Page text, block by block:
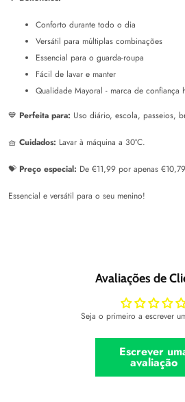
Conforto durante todo o dia
Versátil para múltiplas combinações
Essencial para o guarda-roupa
Fácil de lavar e manter
Qualidade Mayoral - marca de confiança
💙 Perfeita para: Uso diário, escola, passeios,
🧺 Cuidados: Lavar à máquina a 30°C.
💝 Preço especial: De €11,99 por apenas
Essencial e versátil para o seu menino!
Avaliações de
Seja o primeiro a escrever
Escrever
avaliação